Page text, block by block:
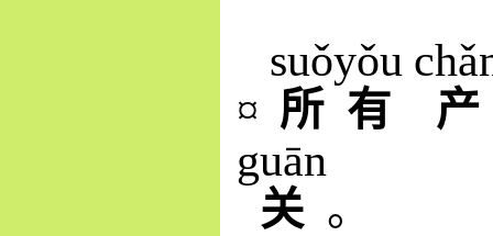
¤ 所
suǒ
有
yǒu
产
关
guān
。